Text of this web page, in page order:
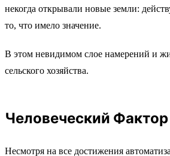
некогда открывали новые земли:
то, что имело значение.
В этом невидимом слое намерений и
сельского хозяйства.
Человеческий Фактор
Несмотря на все достижения